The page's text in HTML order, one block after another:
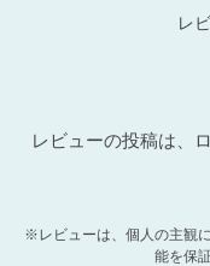
レ
レビューの投稿は、
※レビューは、個人の主観
能を保